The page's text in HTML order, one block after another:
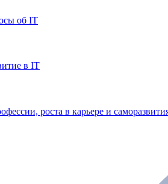
об IT
в IT
роста в карьере и